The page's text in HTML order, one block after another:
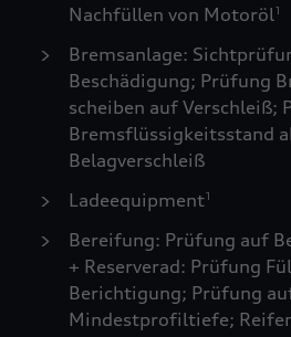
Nachfüllen von Motoröl1
Bremsanlage:
Beschädigung; Prüfung
scheiben auf Verschleiß;
Bremsflüssigkeitsstand
Belagverschleiß
Ladeequipment1
Bereifung: Prüfung auf
+ Reserverad: Prüfung
Berichtigung; Prüfung
Mindestprofiltiefe;